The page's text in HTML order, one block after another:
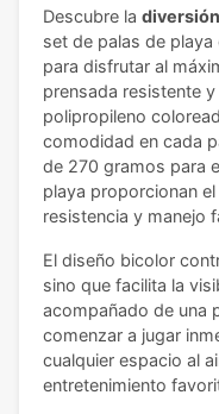
Descubre la
set de palas de
para disfrutar al
prensada resistente
polipropileno
comodidad en cada
de 270 gramos para
playa proporcionan
resistencia y manejo
El diseño bicolor
sino que facilita la
acompañado de una
comenzar a jugar
cualquier espacio al
entretenimiento